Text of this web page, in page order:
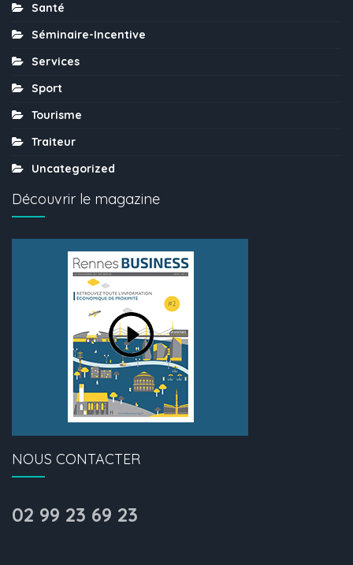
Santé
Séminaire-Incentive
Services
Sport
Tourisme
Traiteur
Uncategorized
Découvrir le magazine
NOUS CONTACTER
02 99 23 69 23